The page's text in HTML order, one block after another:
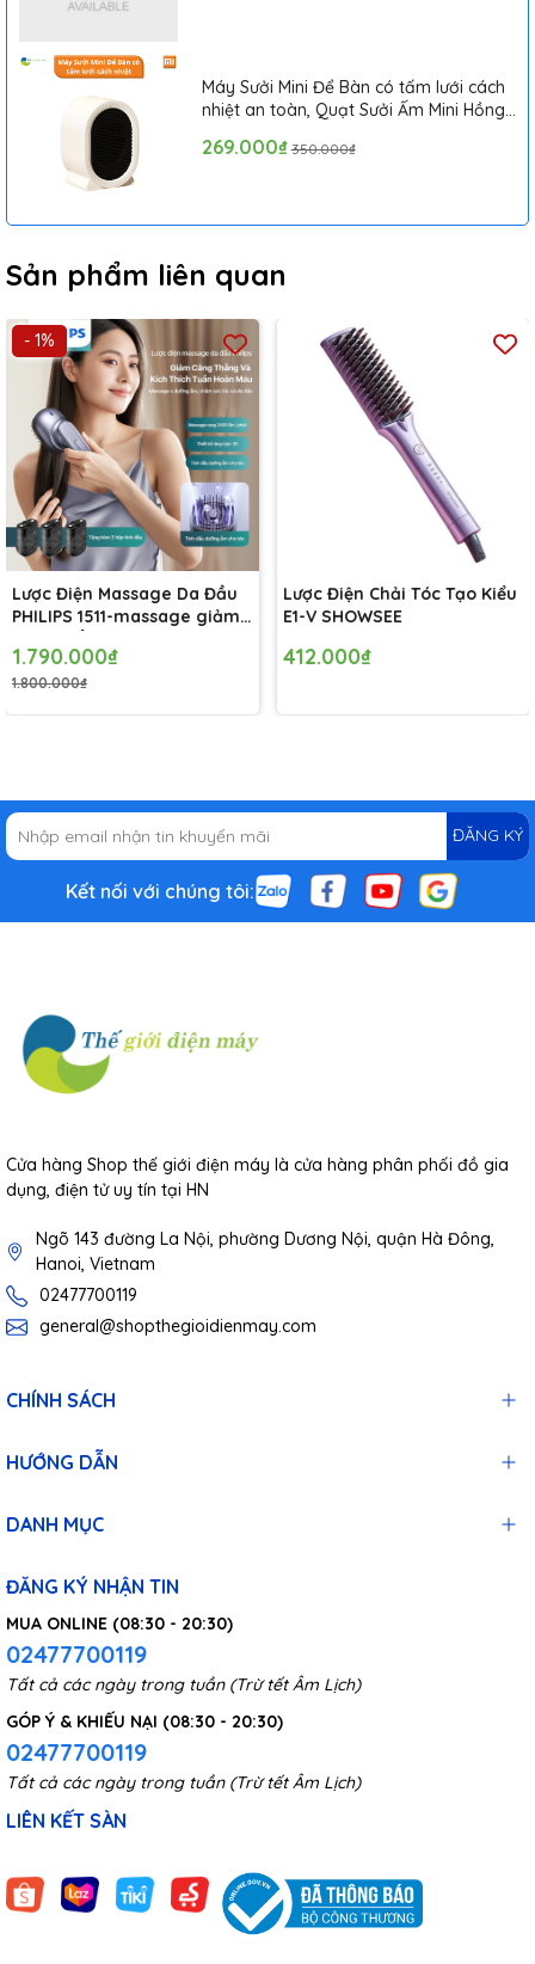
Máy Sưởi Mini Để Bàn có tấm lưới cách
nhiệt an toàn, Quạt Sưởi Ấm Mini Hồng
269.000₫ 350.000₫
Sản phẩm liên quan
- 1%
Lược Điện Massage Da Đầu
PHILIPS 1511-massage giảm
tuần hoàn máu,tinh dầu
dưỡng ẩm chăm sóc tóc
1.790.000₫
1.800.000₫
Lược Điện Chải Tóc Tạo Kiểu
E1-V SHOWSEE
412.000₫
ĐĂNG KÝ
Kết nối với chúng tôi:
Cửa hàng Shop thế giới điện máy là cửa hàng phân phối đồ gia
dụng, điện tử uy tín tại HN
Ngõ 143 đường La Nội, phường Dương Nội, quận Hà Đông,
Hanoi, Vietnam
02477700119
general@shopthegioidienmay.com
CHÍNH SÁCH
HƯỚNG DẪN
DANH MỤC
ĐĂNG KÝ NHẬN TIN
MUA ONLINE (08:30 - 20:30)
02477700119
Tất cả các ngày trong tuần (Trừ tết Âm Lịch)
GÓP Ý & KHIẾU NẠI (08:30 - 20:30)
02477700119
Tất cả các ngày trong tuần (Trừ tết Âm Lịch)
LIÊN KẾT SÀN